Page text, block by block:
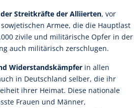
Streitkräfte der Alliierten, vor
Armee, die die Hauptlast
zivile und militärische Opfer in der
auch militärisch zerschlugen.
Widerstandskämpfer in allen
in Deutschland selber, die ihr
ihrer Heimat. Diese nationale
Frauen und Männer,